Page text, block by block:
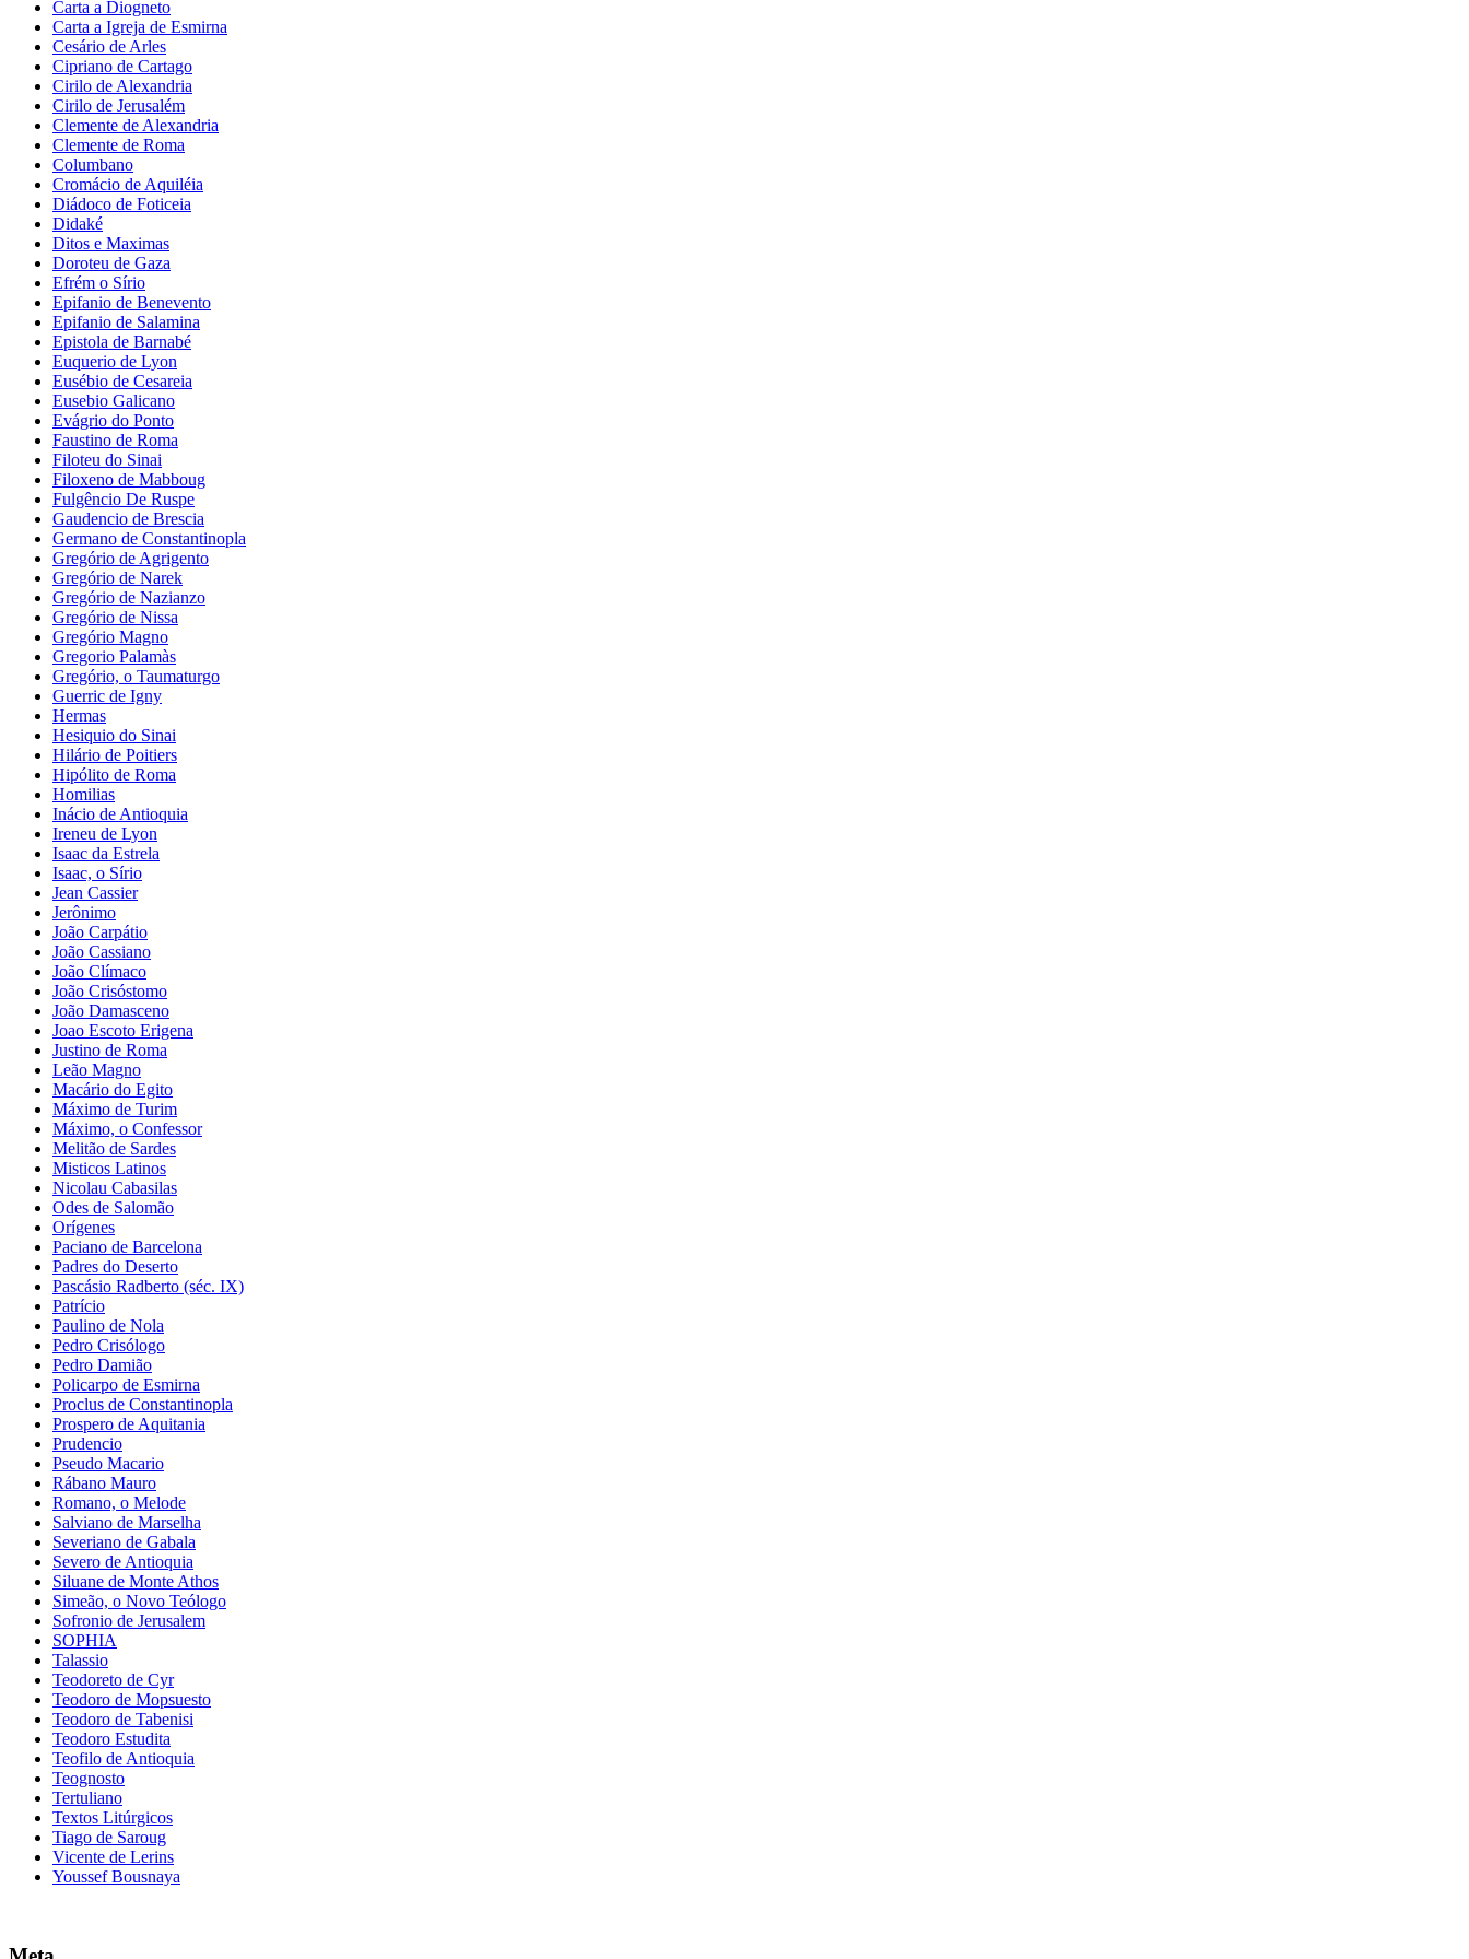
Carta a Diogneto
Carta a Igreja de Esmirna
Cesário de Arles
Cipriano de Cartago
Cirilo de Alexandria
Cirilo de Jerusalém
Clemente de Alexandria
Clemente de Roma
Columbano
Cromácio de Aquiléia
Diádoco de Foticeia
Didaké
Ditos e Maximas
Doroteu de Gaza
Efrém o Sírio
Epifanio de Benevento
Epifanio de Salamina
Epistola de Barnabé
Euquerio de Lyon
Eusébio de Cesareia
Eusebio Galicano
Evágrio do Ponto
Faustino de Roma
Filoteu do Sinai
Filoxeno de Mabboug
Fulgêncio De Ruspe
Gaudencio de Brescia
Germano de Constantinopla
Gregório de Agrigento
Gregório de Narek
Gregório de Nazianzo
Gregório de Nissa
Gregório Magno
Gregorio Palamàs
Gregório, o Taumaturgo
Guerric de Igny
Hermas
Hesiquio do Sinai
Hilário de Poitiers
Hipólito de Roma
Homilias
Inácio de Antioquia
Ireneu de Lyon
Isaac da Estrela
Isaac, o Sírio
Jean Cassier
Jerônimo
João Carpátio
João Cassiano
João Clímaco
João Crisóstomo
João Damasceno
Joao Escoto Erigena
Justino de Roma
Leão Magno
Macário do Egito
Máximo de Turim
Máximo, o Confessor
Melitão de Sardes
Misticos Latinos
Nicolau Cabasilas
Odes de Salomão
Orígenes
Paciano de Barcelona
Padres do Deserto
Pascásio Radberto (séc. IX)
Patrício
Paulino de Nola
Pedro Crisólogo
Pedro Damião
Policarpo de Esmirna
Proclus de Constantinopla
Prospero de Aquitania
Prudencio
Pseudo Macario
Rábano Mauro
Romano, o Melode
Salviano de Marselha
Severiano de Gabala
Severo de Antioquia
Siluane de Monte Athos
Simeão, o Novo Teólogo
Sofronio de Jerusalem
SOPHIA
Talassio
Teodoreto de Cyr
Teodoro de Mopsuesto
Teodoro de Tabenisi
Teodoro Estudita
Teofilo de Antioquia
Teognosto
Tertuliano
Textos Litúrgicos
Tiago de Saroug
Vicente de Lerins
Youssef Bousnaya